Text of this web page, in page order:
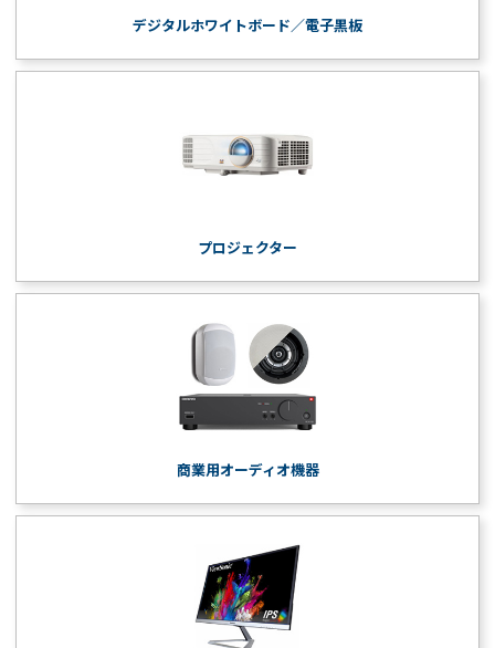
デジタルホワイトボード／電子黒板
プロジェクター
商業用オーディオ機器